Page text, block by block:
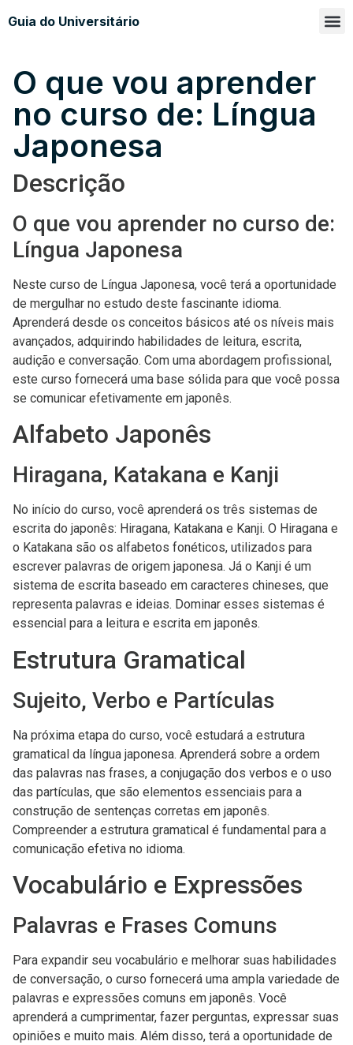
Guia do Universitário
O que vou aprender
no curso de: Língua
Japonesa
Descrição
O que vou aprender no curso de:
Língua Japonesa
Neste curso de Língua Japonesa, você terá a oportunidade
de mergulhar no estudo deste fascinante idioma.
Aprenderá desde os conceitos básicos até os níveis mais
avançados, adquirindo habilidades de leitura, escrita,
audição e conversação. Com uma abordagem profissional,
este curso fornecerá uma base sólida para que você possa
se comunicar efetivamente em japonês.
Alfabeto Japonês
Hiragana, Katakana e Kanji
No início do curso, você aprenderá os três sistemas de
escrita do japonês: Hiragana, Katakana e Kanji. O Hiragana e
o Katakana são os alfabetos fonéticos, utilizados para
escrever palavras de origem japonesa. Já o Kanji é um
sistema de escrita baseado em caracteres chineses, que
representa palavras e ideias. Dominar esses sistemas é
essencial para a leitura e escrita em japonês.
Estrutura Gramatical
Sujeito, Verbo e Partículas
Na próxima etapa do curso, você estudará a estrutura
gramatical da língua japonesa. Aprenderá sobre a ordem
das palavras nas frases, a conjugação dos verbos e o uso
das partículas, que são elementos essenciais para a
construção de sentenças corretas em japonês.
Compreender a estrutura gramatical é fundamental para a
comunicação efetiva no idioma.
Vocabulário e Expressões
Palavras e Frases Comuns
Para expandir seu vocabulário e melhorar suas habilidades
de conversação, o curso fornecerá uma ampla variedade de
palavras e expressões comuns em japonês. Você
aprenderá a cumprimentar, fazer perguntas, expressar suas
opiniões e muito mais. Além disso, terá a oportunidade de